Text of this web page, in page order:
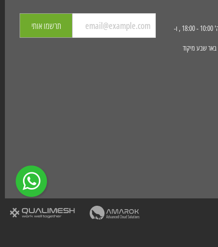
שעות פעילות החנות: א' - ה' 10:00 - 18:00 , ו-
כתובת הגעה : הפועלים 23 באר שבע מיקוד
תרשמו אותי